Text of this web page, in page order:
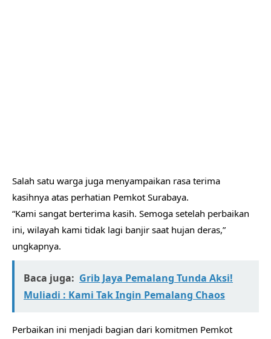
Salah satu warga juga menyampaikan rasa terima
kasihnya atas perhatian Pemkot Surabaya.
“Kami sangat berterima kasih. Semoga setelah perbaikan
ini, wilayah kami tidak lagi banjir saat hujan deras,”
ungkapnya.
Baca juga: Grib Jaya Pemalang Tunda Aksi!
Muliadi : Kami Tak Ingin Pemalang Chaos
Perbaikan ini menjadi bagian dari komitmen Pemkot